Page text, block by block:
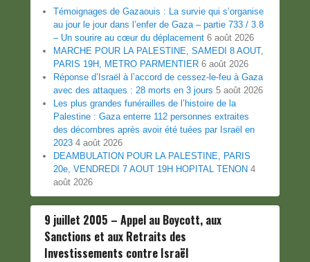
Témoignages de Gazaouis : La survie qui s’organise
au jour le jour dans l’enfer de Gaza – partie 733 / 3.8
– Un sourire au cœur du déplacement 6 août 2026
MARCHE POUR LA PALESTINE, SAMEDI 8 AOUT,
PARIS 19H, METRO PARMENTIER 6 août 2026
Réponse d’Israël à l’accord de cessez-le-feu à Gaza
avec des attaques : 28 morts en 3 jours 5 août 2026
Les plus grandes funérailles de l’histoire de la
Palestine : Gaza enterre 112 personnes extraites
des décombres après avoir été tuées par Israël en
2023 4 août 2026
DEAMBULATION POUR LA PALESTINE, PARIS
20e, VENDREDI 7 AOUT 19H HOPITAL TENON 4
août 2026
9 juillet 2005 – Appel au Boycott, aux
Sanctions et aux Retraits des
Investissements contre Israël